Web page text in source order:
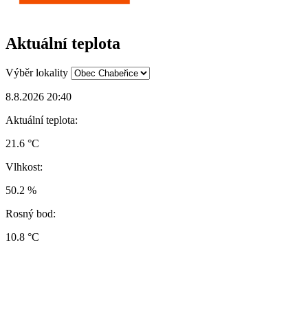
Aktuální teplota
Výběr lokality
8.8.2026 20:40
Aktuální teplota:
21.6 °C
Vlhkost:
50.2 %
Rosný bod:
10.8 °C